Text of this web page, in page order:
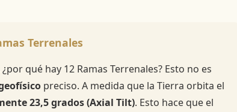
Terrenales
qué hay 12 Ramas Terrenales? Esto no es
preciso. A medida que la Tierra orbita el
23,5 grados (Axial Tilt). Esto hace que el